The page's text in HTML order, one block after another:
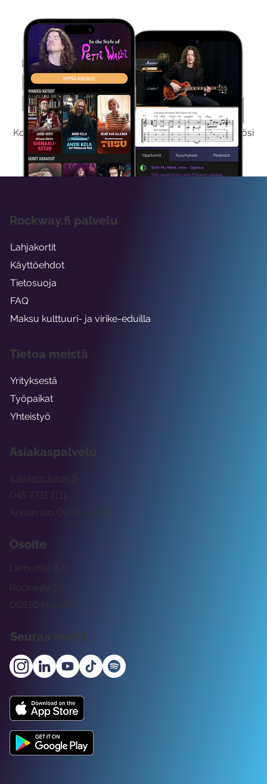
Kokeile Ilmaiseksi
Kokeilemalla ilmaiseksi saat koko sisältömme käyttöösi
viikon ajaksi.
Asiakaspalvelu
tuki@rockway.fi
Arkisin klo 09:00 -15:00
045 7731 1111
Osoite
Rockway Oy
Lemuntie 3-5
00510 Helsinki
Seuraa meitä
Rockway.fi palvelu
Lahjakortit
Käyttöehdot
Tietosuoja
FAQ
Maksu kulttuuri- ja virike-eduilla
Tietoa meistä
Yrityksestä
Työpaikat
Yhteistyö